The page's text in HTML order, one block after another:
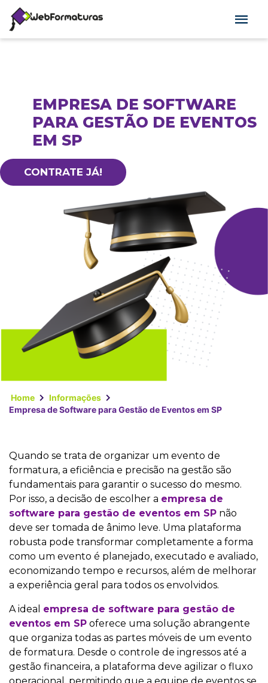
EMPRESA DE SOFTWARE
PARA GESTÃO DE EVENTOS
EM SP
CONTRATE JÁ!
Home
Informações
Empresa de Software para Gestão de Eventos em SP
Quando se trata de organizar um evento de
formatura, a eficiência e precisão na gestão são
fundamentais para garantir o sucesso do mesmo.
Por isso, a decisão de escolher a empresa de
software para gestão de eventos em SP não
deve ser tomada de ânimo leve. Uma plataforma
robusta pode transformar completamente a forma
como um evento é planejado, executado e avaliado,
economizando tempo e recursos, além de melhorar
a experiência geral para todos os envolvidos.
A ideal empresa de software para gestão de
eventos em SP oferece uma solução abrangente
que organiza todas as partes móveis de um evento
de formatura. Desde o controle de ingressos até a
gestão financeira, a plataforma deve agilizar o fluxo